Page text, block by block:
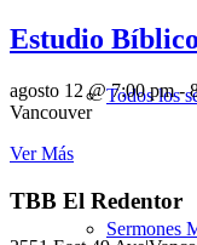
Todos los
Sermones
Estudio
agosto 12 @ 7:00 pm-
Vancouver
Ver Más
TBB El Redentor